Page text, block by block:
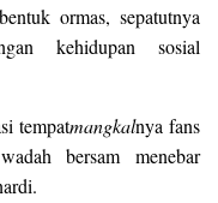
ormas, sepatutnya
kehidupan sosial
tempatmangkalnya fans
bersam menebar